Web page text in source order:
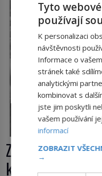
Zlo v sukni. Tři
koncentračních
Tyto
používají
K personalizaci
návštěvnosti
Informace o
stránek také
analytickými
kombinovat s
jste jim poskytli
vašem používání
informací
ZOBRAZIT
→